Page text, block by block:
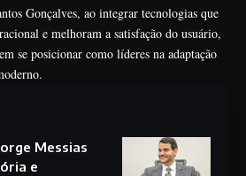
Gonçalves, ao integrar tecnologias que
e melhoram a satisfação do usuário,
se posicionar como líderes na adaptação
Messias
e